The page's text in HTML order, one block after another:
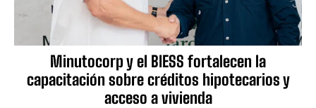
Minutocorp y el BIESS fortalecen la
capacitación sobre créditos hipotecarios y
acceso a vivienda